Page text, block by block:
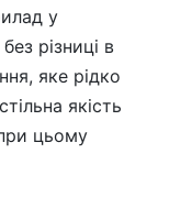
у
різниці в
яке рідко
якість
цьому